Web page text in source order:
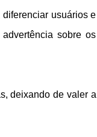
usuários e
sobre os
deixando de valer a